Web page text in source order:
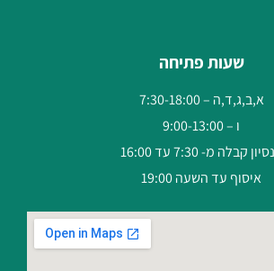
שעות פתיחה
א,ב,ג,ד,ה – 7:30-18:00
ו – 9:00-13:00
קבלה מ- 7:30 עד 16:00
איסוף עד השעה 19:00